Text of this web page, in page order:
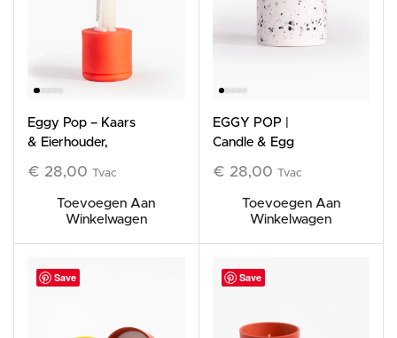
Eggy Pop – Kaars
& Eierhouder,
€ 28,00 Tvac
Toevoegen Aan
Winkelwagen
EGGY POP |
Candle & Egg
€ 28,00 Tvac
Toevoegen Aan
Winkelwagen
Save Save